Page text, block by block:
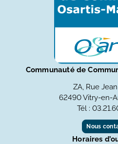
Communauté de
ZA, Rue
62490 Vitry-en-
Tél :
Nous
Horaires